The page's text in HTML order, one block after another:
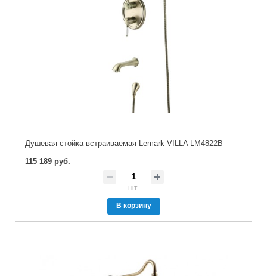
Душевая стойка встраиваемая Lemark VILLA LM4822B
115 189 руб.
шт.
В корзину